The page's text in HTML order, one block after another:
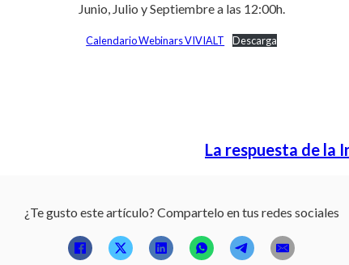
Junio, Julio y Septiembre a las 12:00h.
Calendario Webinars VIVIALT Descarga
La respuesta de la
¿Te gusto este artículo? Compartelo en tus redes sociales